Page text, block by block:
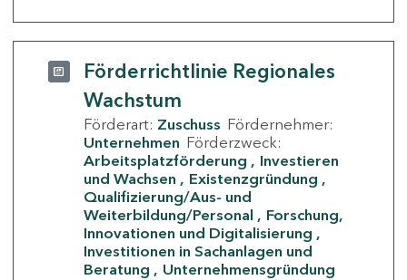
Förderrichtlinie Regionales
Wachstum
Förderart: Zuschuss Fördernehmer:
Unternehmen Förderzweck:
Arbeitsplatzförderung
Investieren
und Wachsen
Existenzgründung
Qualifizierung/Aus- und
Weiterbildung/Personal
Forschung,
Innovationen und Digitalisierung
Investitionen in Sachanlagen und
Beratung
Unternehmensgründung